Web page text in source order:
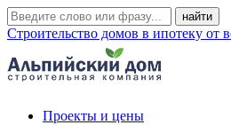
Строительство домов в ипотеку от
Проекты и цены